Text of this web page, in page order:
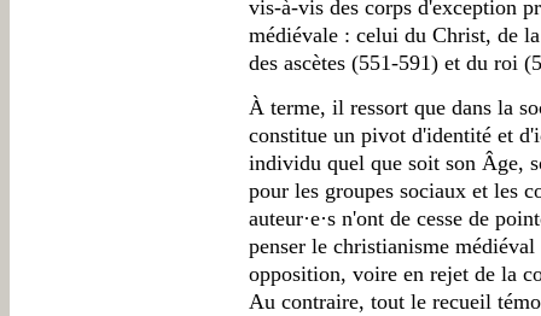
vis-à-vis des corps d'exception
médiévale : celui du Christ, de
des ascètes (551-591) et du roi
À terme, il ressort que dans la
constitue un pivot d'identité et
individu quel que soit son Âge,
pour les groupes sociaux et les
auteur·e·s n'ont de cesse de
penser le christianisme
opposition, voire en rejet de la
Au contraire, tout le recueil